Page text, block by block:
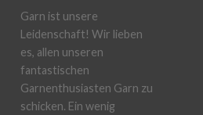
Garn ist unsere
Leidenschaft! Wir lieben
es, allen unseren
fantastischen
Garnenthusiasten Garn zu
schicken. Ein wenig